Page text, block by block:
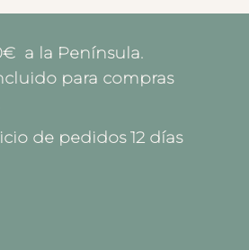
a la Península.
para compras
de pedidos 12 días